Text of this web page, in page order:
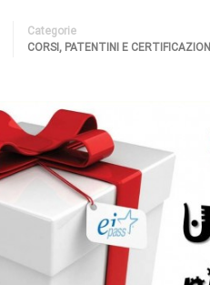
Categorie
CORSI , PATENTINI E CERTIFICAZIONI